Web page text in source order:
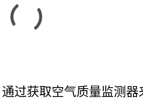
通过获取空气质量监测